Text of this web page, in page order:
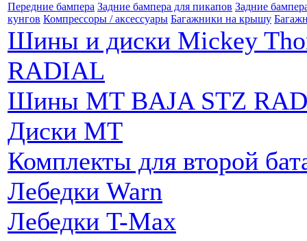
Передние бампера Задние бампера для пикапов Задние
кунгов Компрессоры / аксессуары Багажники на крышу
Шины и диски Mickey
RADIAL
Шины MT BAJA STZ
Диски MT
Комплекты для второй
Лебедки Warn
Лебедки T-Max